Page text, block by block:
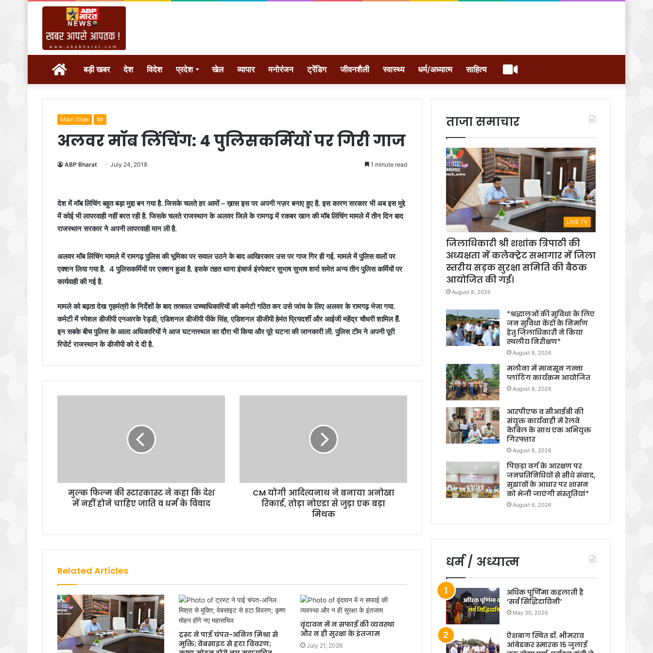
होम बड़ी खबर देश विदेश प्रदेश खेल व्यापार मनोरंजन ट्रेंडिग जीवनशैली स्वास्थ्य धर्म/अध्यात्म साहित्य वीडियो
Main Slide देश
अलवर मॉब लिंचिंग: 4 पुलिसकर्मियों पर गिरी गाज
ABP Bharat July 24, 2018 1 minute read
देश में मॉब लिंचिंग बहुत बड़ा मुद्दा बन गया है. जिसके चलते हर आमों – ख़ास इस पर अपनी नज़र बनाए हुए है. इस कारण सरकार भी अब इस मुद्दे
में कोई भी लापरवाही नहीं बरत रही है. जिसके चलते राजस्‍थान के अलवर जिले के रामगढ़ में रकबर खान की मॉब लिंचिंग मामले में तीन दिन बाद
राजस्‍थान सरकार ने अपनी लापरवाही मान ली है.
अलवर मॉब लिंचिंग मामले में रामगढ़ पुलिस की भूमिका पर सवाल उठने के बाद आखिरकार उस पर गाज गिर ही गई. मामले में पुलिस वालों पर
एक्शन लिया गया है. 4 पुलिसकर्मियों पर एक्शन हुआ है. इसके तहत थाना इंचार्ज इंस्पेक्टर सुभाष सुभाष शर्मा समेत अन्य तीन पुलिस कर्मियों पर
कार्यवाही की गई है.
मामले को बढ़ता देख गृहमंत्री के निर्देशों के बाद तत्काल उच्चाधिकारियों की कमेटी गठित कर उसे जांच के लिए अलवर के रामगढ़ भेजा गया.
कमेटी में स्पेशल डीजीपी एनआरके रेड्डी, एडिशनल डीजीपी पीके सिंह, एडिशनल डीजीपी हेमंत प्रियदर्शी और आईजी महेंद्र चौधरी शामिल हैं.
इन सबके बीच पुलिस के आला अधिकारियों ने आज घटनास्‍थल का दौरा भी किया और पूरे घटना की जानकारी ली. पुलिस टीम ने अपनी पूरी
रिपोर्ट राजस्थान के डीजीपी को दे दी है.
मुल्क फिल्म की स्टारकास्ट ने कहा कि देश
में नहीं होने चाहिए जाति व धर्म के विवाद
CM योगी आदित्यनाथ ने बनाया अनोखा
रिकार्ड, तोड़ा नोएडा से जुड़ा एक बड़ा
मिथक
Related Articles
ट्रस्ट ने पाई चंपत-अनिल मिश्रा से
मुक्ति; वेबसाइट से हटा विवरण;
वृंदावन में न सफाई की व्यवस्था
और न ही सुरक्षा के इंतजाम
July 21, 2026
ताजा समाचार
LIVE TV
जिलाधिकारी श्री शशांक त्रिपाठी की
अध्यक्षता में कलेक्ट्रेट सभागार में जिला
स्तरीय सड़क सुरक्षा समिति की बैठक
आयोजित की गई।
August 8, 2026
*श्रद्धालुओं की सुविधा के लिए
जन सुविधा केंद्रों के निर्माण
हेतु जिलाधिकारी ने किया
स्थलीय निरीक्षण*
August 8, 2026
मलौना में मानसून गन्ना
प्लांटिंग कार्यक्रम आयोजित
August 8, 2026
आरपीएफ व सीआईबी की
संयुक्त कार्यवाही में रेलवे
केबिल के साथ एक अभियुक्त
गिरफ्तार
August 6, 2026
पिछड़ा वर्ग के आरक्षण पर
जनप्रतिनिधियों से सीधे संवाद,
सुझावों के आधार पर शासन
को भेजी जाएंगी संस्तुतियां*
August 6, 2026
धर्म / अध्यात्म
अधिक पूर्णिमा कहलाती है
‘सर्व सिद्धिदायिनी’
May 30, 2026
ऐशबाग स्थित डॉ. भीमराव
आंबेडकर स्मारक 15 जुलाई